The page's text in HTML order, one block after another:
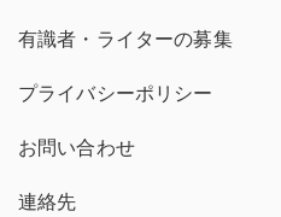
有識者・ライターの募集
プライバシーポリシー
お問い合わせ
連絡先